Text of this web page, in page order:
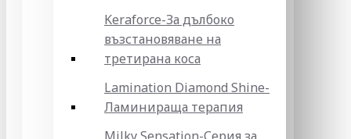
Keraforce-За дълбоко
възстановяване на
третирана коса
Lamination Diamond Shine-
Ламинираща терапия